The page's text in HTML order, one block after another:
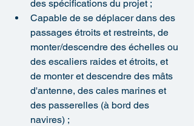
des spécifications du projet ;
Capable de se déplacer dans des
passages étroits et restreints, de
monter/descendre des échelles ou
des escaliers raides et étroits, et
de monter et descendre des mâts
d'antenne, des cales marines et
des passerelles (à bord des
navires) ;